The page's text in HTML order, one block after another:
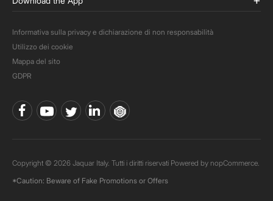
Informativa sulla privacy e dichiarazione di non responsabilità
Utilizzo dei cookie
Mappa del sito
GDPR
Copyright © 2026 Jaquar Italy. Tutti i diritti riservati Powered by nopCommerce.
*Caution: Beware of Fake Promotions or Offers